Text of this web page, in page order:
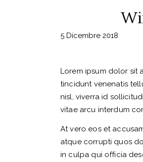
5 Dicembre 2018
Lorem ipsum dolor sit
tincidunt venenatis
nisl, viverra id
vitae arcu interdum
At vero eos et
atque corrupti quos
in culpa qui officia